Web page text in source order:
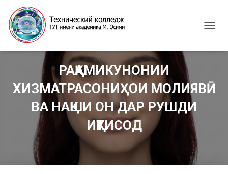
G
E
N
РАҚАМИКУНОНИИ
ХИЗМАТРАСОНИҲОИ МОЛИЯВӢ
ВА НАҚШИ ОН ДАР РУШДИ
ИҚТИСОД